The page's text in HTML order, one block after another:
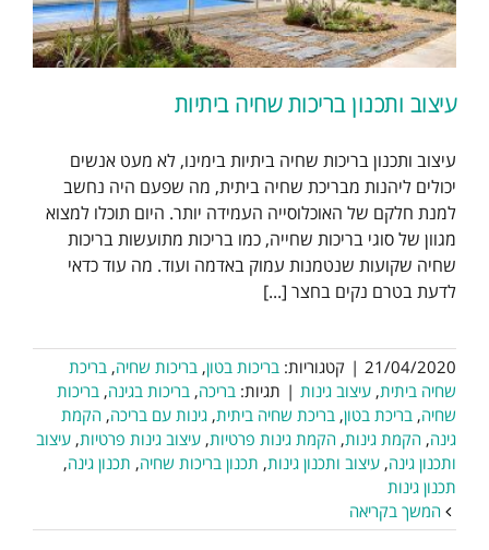
עיצוב ותכנון בריכות שחיה ביתיות
עיצוב ותכנון בריכות שחיה ביתיות בימינו, לא מעט אנשים
יכולים ליהנות מבריכת שחיה ביתית, מה שפעם היה נחשב
למנת חלקם של האוכלוסייה העמידה יותר. היום תוכלו למצוא
מגוון של סוגי בריכות שחייה, כמו בריכות מתועשות בריכות
שחיה שקועות שנטמנות עמוק באדמה ועוד. מה עוד כדאי
לדעת בטרם נקים בחצר [...]
21/04/2020
| קטגוריות: בריכות בטון, בריכות שחיה, בריכת
שחיה ביתית, עיצוב גינות | תגיות: בריכה, בריכות בגינה, בריכות
שחיה, בריכת בטון, בריכת שחיה ביתית, גינות עם בריכה, הקמת
גינה, הקמת גינות, הקמת גינות פרטיות, עיצוב גינות פרטיות, עיצוב
ותכנון גינה, עיצוב ותכנון גינות, תכנון בריכות שחיה, תכנון גינה,
תכנון גינות
המשך בקריאה